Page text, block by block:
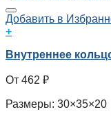
Добавить в
+
Внутреннее
462 ₽
Размеры: 30×35×20